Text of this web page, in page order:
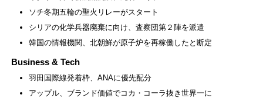
ソチ冬期五輪の聖火リレーがスタート
シリアの化学兵器廃棄に向け、査察団第２陣を派遣
韓国の情報機関、北朝鮮が原子炉を再稼働したと断定
Business & Tech
羽田国際線発着枠、ANAに優先配分
アップル、ブランド価値でコカ・コーラ抜き世界一に